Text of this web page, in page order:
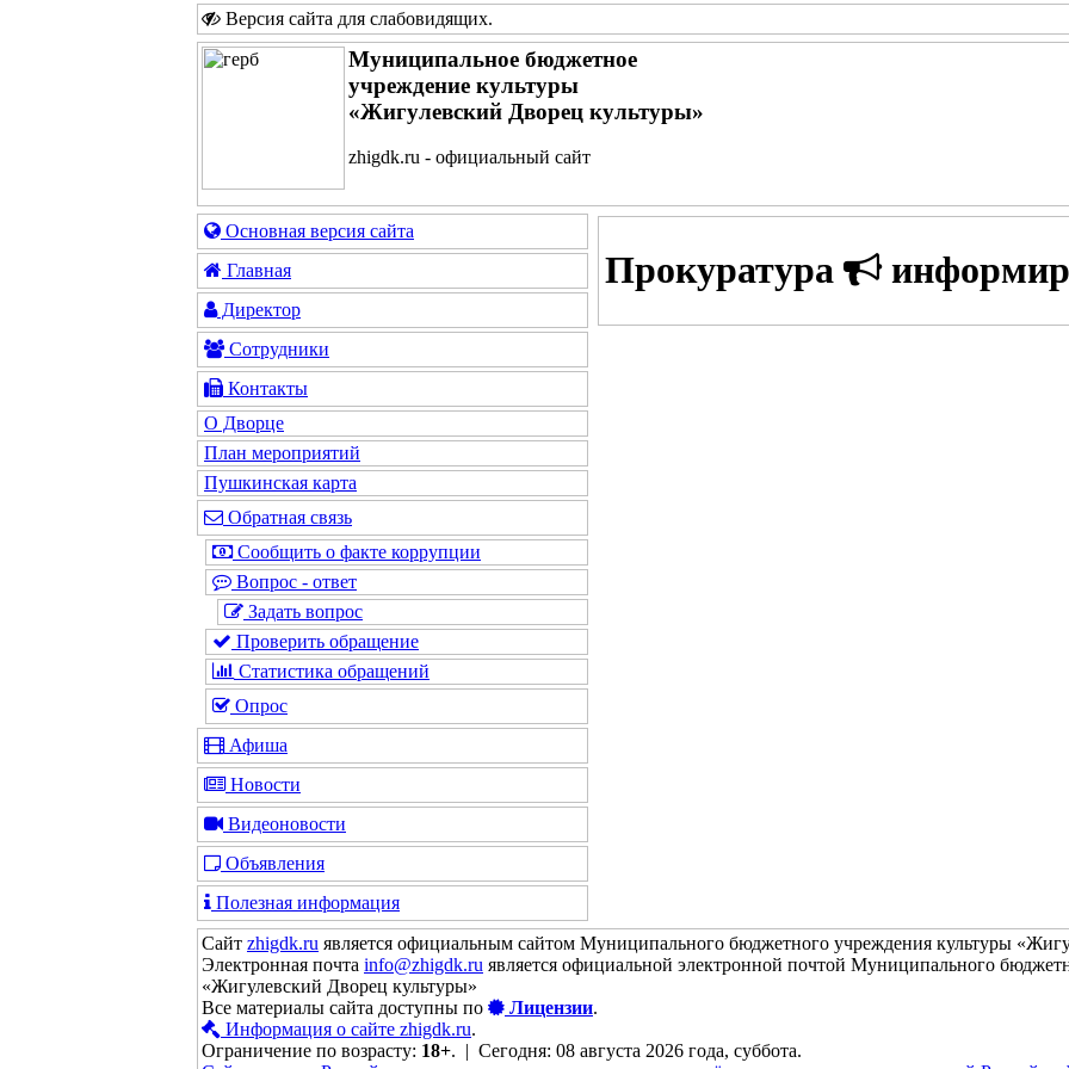
Версия сайта для слабовидящих.
Муниципальное бюджетное
учреждение культуры
«Жигулевский Дворец культуры»
zhigdk.ru - официальный сайт
Основная версия сайта
Главная
Директор
Сотрудники
Контакты
О Дворце
План мероприятий
Пушкинская карта
Обратная связь
Сообщить о факте коррупции
Вопрос - ответ
Задать вопрос
Проверить обращение
Статистика обращений
Опрос
Афиша
Новости
Видеоновости
Объявления
Полезная информация
Прокуратура
Сайт zhigdk.ru является официальным сайтом Муниципального бюджетного учреждения культуры
Электронная почта info@zhigdk.ru является официальной электронной почтой Муниципального
«Жигулевский Дворец культуры»
Все материалы сайта доступны по
Лицензии.
Информация о сайте zhigdk.ru.
Ограничение по возрасту: 18+. | Сегодня: 08 августа 2026 года, суббота.